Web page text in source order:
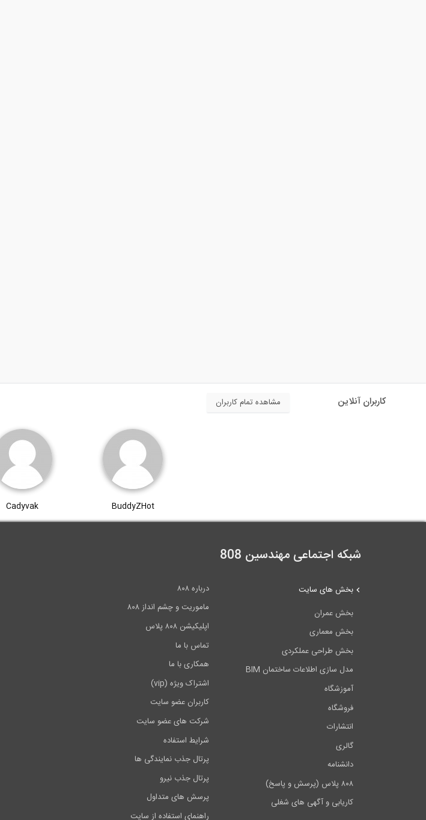
کاربران آنلاین مشاهده تمام کاربران
BuddyZHot
Cadyvak
شبکه اجتماعی مهندسین 808
درباره ۸۰۸
ماموریت و چشم انداز ۸۰۸
اپلیکیشن ۸۰۸ پلاس
تماس با ما
همکاری با ما
اشتراک ویژه (vip)
کاربران عضو سایت
شرکت های عضو سایت
شرایط استفاده
پرتال جذب نمایندگی ها
پرتال جذب نیرو
پرسش های متداول
راهنمای استفاده از سایت
بخش های سایت
بخش عمران
بخش معماری
بخش طراحی عملکردی
مدل سازی اطلاعات ساختمان BIM
آموزشگاه
فروشگاه
انتشارات
گالری
دانشنامه
۸۰۸ پلاس (پرسش و پاسخ)
کاریابی و آگهی های شغلی